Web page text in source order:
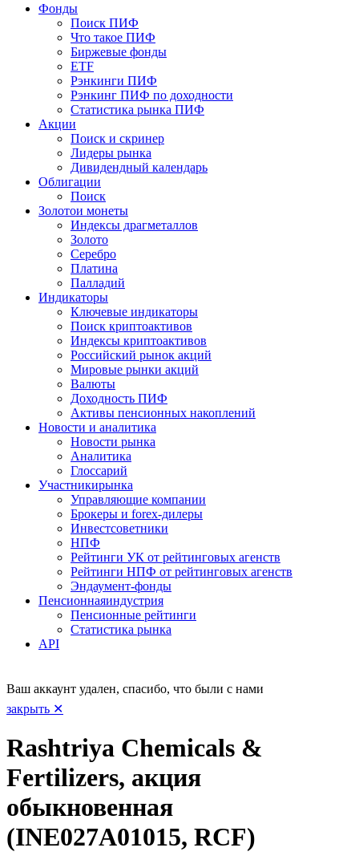
Фонды
Поиск ПИФ
Что такое ПИФ
Биржевые фонды
ETF
Рэнкинги ПИФ
Рэнкинг ПИФ по доходности
Статистика рынка ПИФ
Акции
Поиск и скринер
Лидеры рынка
Дивидендный календарь
Облигации
Поиск
Золотои монеты
Индексы драгметаллов
Золото
Серебро
Платина
Палладий
Индикаторы
Ключевые индикаторы
Поиск криптоактивов
Индексы криптоактивов
Российский рынок акций
Мировые рынки акций
Валюты
Доходность ПИФ
Активы пенсионных накоплений
Новости и аналитика
Новости рынка
Аналитика
Глоссарий
Участникирынка
Управляющие компании
Брокеры и forex-дилеры
Инвестсоветники
НПФ
Рейтинги УК от рейтинговых агенств
Рейтинги НПФ от рейтинговых агенств
Эндаумент-фонды
Пенсионнаяиндустрия
Пенсионные рейтинги
Статистика рынка
API
Ваш аккаунт удален, спасибо, что были с нами
закрыть ✕
Rashtriya Chemicals &
Fertilizers, акция
обыкновенная
(INE027A01015, RCF)